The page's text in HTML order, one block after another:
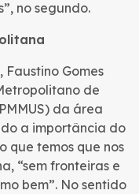
no segundo.
Gomes
de
da área
a importância do
que temos que nos
“sem fronteiras e
bem”. No sentido